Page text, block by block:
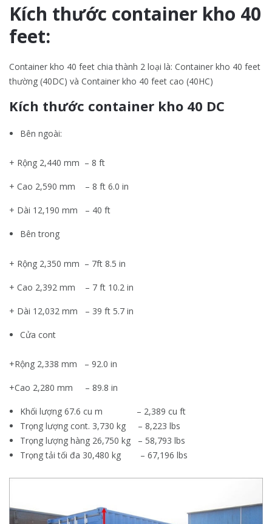
Kích thước container kho 40
feet:
Container kho 40 feet chia thành 2 loại là: Container kho 40 feet
thường (40DC) và Container kho 40 feet cao (40HC)
Kích thước container kho 40 DC
Bên ngoài:
+ Rộng 2,440 mm – 8 ft
+ Cao 2,590 mm – 8 ft 6.0 in
+ Dài 12,190 mm – 40 ft
Bên trong
+ Rộng 2,350 mm – 7ft 8.5 in
+ Cao 2,392 mm – 7 ft 10.2 in
+ Dài 12,032 mm – 39 ft 5.7 in
Cửa cont
+Rộng 2,338 mm – 92.0 in
+Cao 2,280 mm – 89.8 in
Khối lượng 67.6 cu m – 2,389 cu ft
Trọng lượng cont. 3,730 kg – 8,223 lbs
Trọng lượng hàng 26,750 kg – 58,793 lbs
Trọng tải tối đa 30,480 kg – 67,196 lbs